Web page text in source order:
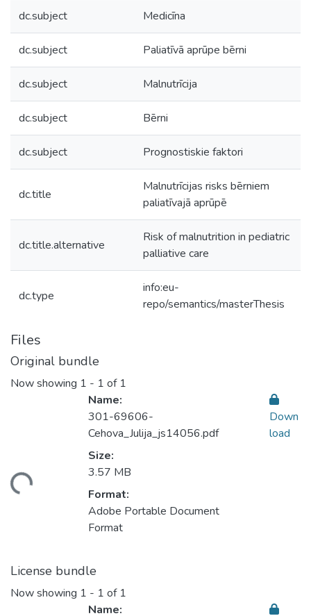
dc.subject Medicīna
dc.subject Paliatīvā aprūpe bērni
dc.subject Malnutrīcija
dc.subject Bērni
dc.subject Prognostiskie faktori
dc.title
Malnutrīcijas risks bērniem
paliatīvajā aprūpē
dc.title.alternative
Risk of malnutrition in pediatric
palliative care
dc.type
info:eu-
repo/semantics/masterThesis
Files
Original bundle
Now showing 1 - 1 of 1
Name:
301-69606-
Cehova_Julija_js14056.pdf
Size:
3.57 MB
Format:
Adobe Portable Document
Format
Down
load
License bundle
Now showing 1 - 1 of 1
Name: